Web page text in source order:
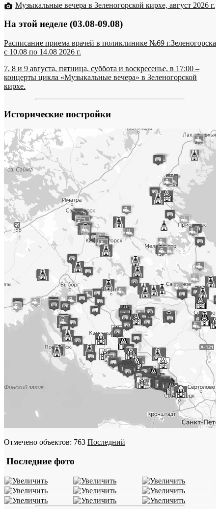
Музыкальные вечера в Зеленогорской кирхе, август 2026 г.
На этой неделе (03.08-09.08)
Расписание приема врачей в поликлинике №69 г.Зеленогорска
c 10.08 по 14.08 2026 г.
7, 8 и 9 августа, пятница, суббота и воскресенье, в 17:00 –
концерты цикла «Музыкальные вечера» в Зеленогорской
кирхе.
Исторические постройки
Отмечено объектов: 763 Последний
Последние фото